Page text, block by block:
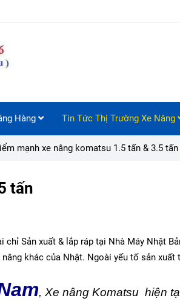
Hàng Tin Tức Thị Trường Xe Nâng
mạnh xe nâng komatsu 1.5 tấn & 3.5 tấn
tấn
Sản xuất & lắp ráp tại Nhà Máy Nhật
khác của Nhật. Ngoài yếu tố sản xuất
, Xe nâng Komatsu hiện